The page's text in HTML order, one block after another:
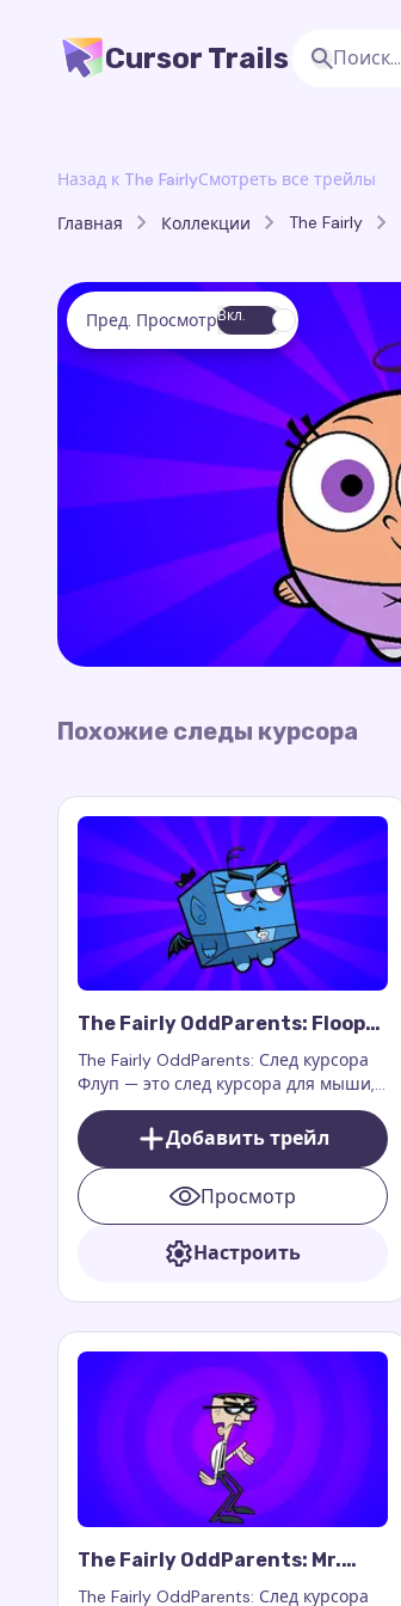
Cursor Trails
Назад к The FairlyСмотреть все трейлы
Главная Коллекции The Fairly
Пред. ПросмотрВкл.
Похожие следы курсора
The Fairly OddParents: Floop
Cursor Trail
The Fairly OddParents: След курсора
Флуп — это след курсора для мыши,
который добавляет игривый и
фантастический стиль вашему
браузеру
Добавить трейл
Просмотр
Настроить
The Fairly OddParents: Mr.
Crocker Cursor Trail
The Fairly OddParents: След курсора